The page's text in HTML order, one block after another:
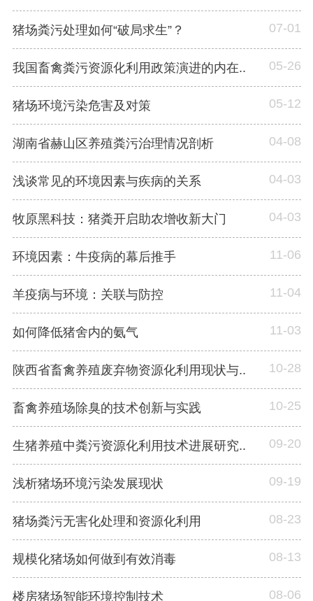
猪场粪污处理如何“破局求生”？ 07-01
我国畜禽粪污资源化利用政策演进的内在.. 05-26
猪场环境污染危害及对策 05-12
湖南省赫山区养殖粪污治理情况剖析 04-08
浅谈常见的环境因素与疾病的关系 04-03
牧原黑科技：猪粪开启助农增收新大门 04-03
环境因素：牛疫病的幕后推手 11-06
羊疫病与环境：关联与防控 11-04
如何降低猪舍内的氨气 11-03
陕西省畜禽养殖废弃物资源化利用现状与.. 10-28
畜禽养殖场除臭的技术创新与实践 10-25
生猪养殖中粪污资源化利用技术进展研究.. 09-20
浅析猪场环境污染发展现状 09-19
猪场粪污无害化处理和资源化利用 08-23
规模化猪场如何做到有效消毒 08-13
楼房猪场智能环境控制技术 08-06